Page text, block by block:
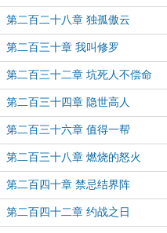
第二百二十八章 独孤傲云
第二百三十章 我叫修罗
第二百三十二章 坑死人不偿命
第二百三十四章 隐世高人
第二百三十六章 值得一帮
第二百三十八章 燃烧的怒火
第二百四十章 禁忌结界阵
第二百四十二章 约战之日